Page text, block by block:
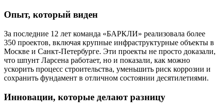
Опыт, который виден
За последние 12 лет команда «БАРКЛИ» реализовала более
350 проектов, включая крупные инфраструктурные объекты в
Москве и Санкт-Петербурге. Эти проекты не просто доказали,
что шпунт Ларсена работает, но и показали, как можно
ускорить процесс строительства, уменьшить риск коррозии и
сохранить фундамент в отличном состоянии десятилетиями.
Инновации, которые делают разницу